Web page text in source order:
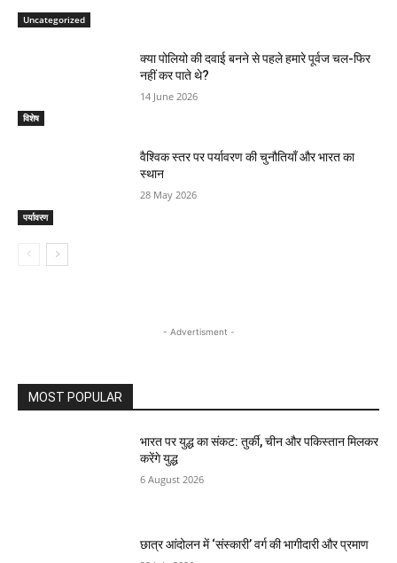
Uncategorized
विशेष
क्या पोलियो की दवाई बनने से पहले हमारे पूर्वज चल-फिर
नहीं कर पाते थे?
14 June 2026
पर्यावरण
वैश्विक स्तर पर पर्यावरण की चुनौतियाँ और भारत का
स्थान
28 May 2026
- Advertisment -
MOST POPULAR
भारत पर युद्ध का संकट: तुर्की, चीन और पकिस्तान मिलकर
करेंगे युद्ध
6 August 2026
छात्र आंदोलन में ‘संस्कारी’ वर्ग की भागीदारी और प्रमाण